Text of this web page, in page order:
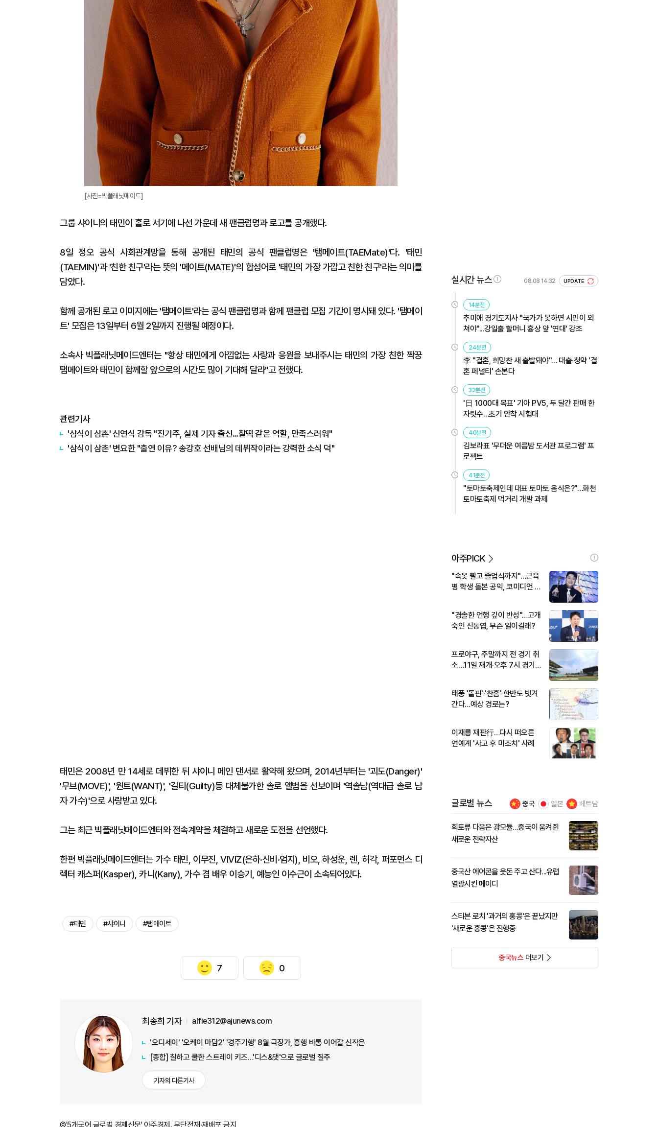
[사진=빅플래닛메이드]
그룹 샤이니의 태민이 홀로 서기에 나선 가운데 새 팬클럽명과 로고를 공개했다.
8일 정오 공식 사회관계망을 통해 공개된 태민의 공식 팬클럽명은 '탬메이트(TAEMate)'다. '태민
(TAEMIN)'과 '친한 친구'라는 뜻의 '메이트(MATE)'의 합성어로 '태민의 가장 가깝고 친한 친구'라는 의미를
담았다.
함께 공개된 로고 이미지에는 '탬메이트'라는 공식 팬클럽명과 함께 팬클럽 모집 기간이 명시돼 있다. '탬메이
트' 모집은 13일부터 6월 2일까지 진행될 예정이다.
소속사 빅플래닛메이드엔터는 "항상 태민에게 아낌없는 사랑과 응원을 보내주시는 태민의 가장 친한 짝꿍
탬메이트와 태민이 함께할 앞으로의 시간도 많이 기대해 달라"고 전했다.
관련기사
'삼식이 삼촌' 신연식 감독 "진기주, 실제 기자 출신…찰떡 같은 역할, 만족스러워"
'삼식이 삼촌' 변요한 "출연 이유? 송강호 선배님의 데뷔작이라는 강력한 소식 덕"
태민은 2008년 만 14세로 데뷔한 뒤 샤이니 메인 댄서로 활약해 왔으며, 2014년부터는 '괴도(Danger)'
'무브(MOVE)', '원트(WANT)', '길티(Guilty)등 대체불가한 솔로 앨범을 선보이며 '역솔남(역대급 솔로 남
자 가수)'으로 사랑받고 있다.
그는 최근 빅플래닛메이드엔터와 전속계약을 체결하고 새로운 도전을 선언했다.
한편 빅플래닛메이드엔터는 가수 태민, 이무진, VIVIZ(은하·신비·엄지), 비오, 하성운, 렌, 허각, 퍼포먼스 디
렉터 캐스퍼(Kasper), 카니(Kany), 가수 겸 배우 이승기, 예능인 이수근이 소속되어있다.
#태민 #샤이니 #탬메이트
7 0
최송희 기자 alfie312@ajunews.com
'오디세이' '오케이 마담2' '경주기행' 8월 극장가, 흥행 바통 이어갈 신작은
[종합] 칠하고 쿨한 스트레이 키즈…'디스&댓'으로 글로벌 질주
기자의 다른기사
©'5개국어 글로벌 경제신문' 아주경제. 무단전재·재배포 금지
실시간 뉴스 08.08 14:32 UPDATE
14분전
추미애 경기도지사 "국가가 못하면 시민이 외
쳐야"...강일출 할머니 흉상 앞 '연대' 강조
24분전
李 "결혼, 희망찬 새 출발돼야"… 대출·청약 '결
혼 페널티' 손본다
32분전
'日 1000대 목표' 기아 PV5, 두 달간 판매 한
자릿수…초기 안착 시험대
40분전
김보라표 '무더운 여름밤 도서관 프로그램' 프
로젝트
41분전
"토마토축제인데 대표 토마토 음식은?"…화천
토마토축제 먹거리 개발 과제
아주PICK
"속옷 빨고 졸업식까지"…근육
병 학생 돌본 공익, 코미디언 김
"경솔한 언행 깊이 반성"…고개
숙인 신동엽, 무슨 일이길래?
프로야구, 주말까지 전 경기 취
소…11일 재개·오후 7시 경기
태풍 '돌핀'·'찬홈' 한반도 빗겨
간다…예상 경로는?
이재룡 재판行…다시 떠오른
연예계 '사고 후 미조치' 사례
글로벌 뉴스 중국 일본 베트남
희토류 다음은 광모듈…중국이 움켜쥔
새로운 전략자산
중국산 에어콘을 웃돈 주고 산다...유럽
열광시킨 메이디
스티븐 로치 '과거의 홍콩'은 끝났지만
'새로운 홍콩'은 진행중
중국뉴스더보기